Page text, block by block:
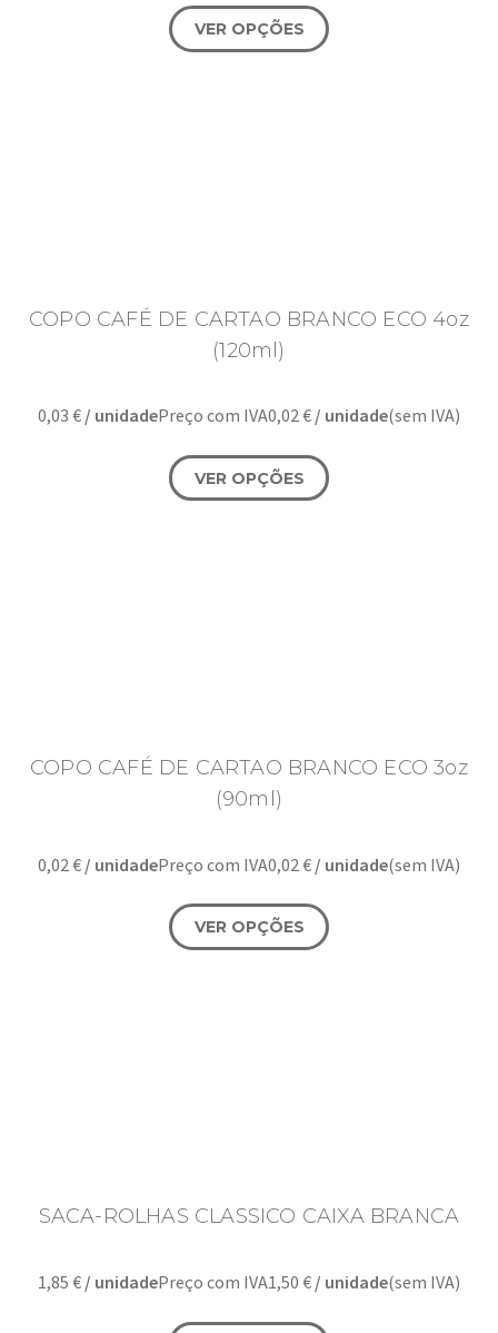
VER OPÇÕES
COPO CAFÉ DE CARTAO BRANCO ECO 4oz
(120ml)
0,03 € / unidadePreço com IVA0,02€ / unidade(sem IVA)
VER OPÇÕES
COPO CAFÉ DE CARTAO BRANCO ECO 3oz
(90ml)
0,02 € / unidadePreço com IVA0,02 € / unidade(sem IVA)
VER OPÇÕES
SACA-ROLHAS CLASSICO CAIXA BRANCA
1,85 € / unidadePreço com IVA1,50 € / unidade(sem IVA)